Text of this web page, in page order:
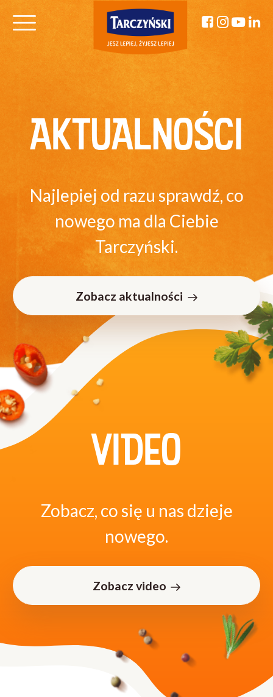
AKTUALNOŚCI
Najlepiej od razu sprawdź, co
nowego ma dla Ciebie
Tarczyński.
Zobacz aktualności
VIDEO
Zobacz, co się u nas dzieje
nowego.
Zobacz video